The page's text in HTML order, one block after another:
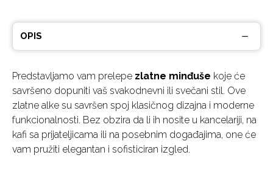
OPIS
Predstavljamo vam prelepe zlatne minđuše koje će
savršeno dopuniti vaš svakodnevni ili svečani stil. Ove
zlatne alke su savršen spoj klasičnog dizajna i moderne
funkcionalnosti. Bez obzira da li ih nosite u kancelariji, na
kafi sa prijateljicama ili na posebnim događajima, one će
vam pružiti elegantan i sofisticiran izgled.